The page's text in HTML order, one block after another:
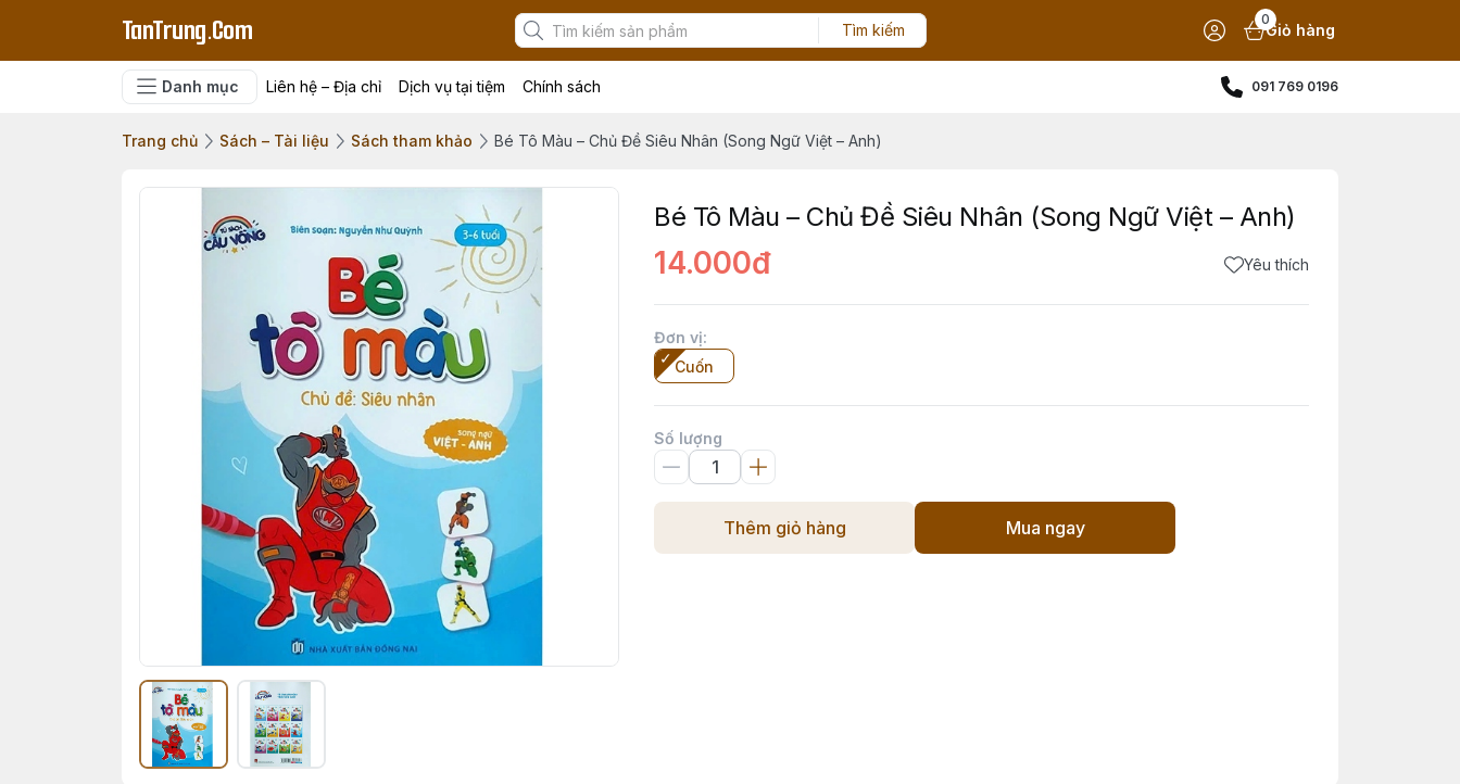
TanTrung.Com Tìm kiếm
0
Giỏ hàng
Danh mục Liên hệ – Địa chỉ Dịch vụ tại tiệm Chính sách 091 769 0196
Trang chủ Sách – Tài liệu Sách tham khảo Bé Tô Màu – Chủ Đề Siêu Nhân (Song Ngữ Việt – Anh)
Bé Tô Màu – Chủ Đề Siêu Nhân (Song Ngữ Việt – Anh)
14.000đ Yêu thích
Đơn vị:
Cuốn
Số lượng
Thêm giỏ hàng Mua ngay